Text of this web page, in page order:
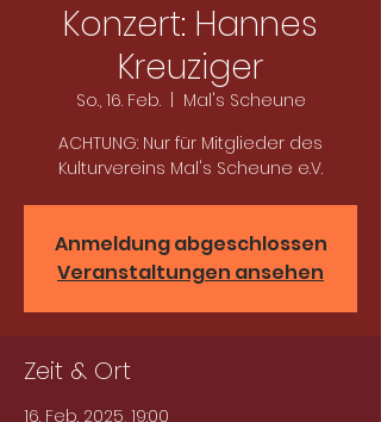
Konzert: Hannes
Kreuziger
So., 16. Feb.
  |
Mal's Scheune
ACHTUNG: Nur für Mitglieder des
Kulturvereins Mal's Scheune e.V.
Anmeldung abgeschlossen
Veranstaltungen ansehen
Zeit & Ort
16. Feb. 2025, 19:00